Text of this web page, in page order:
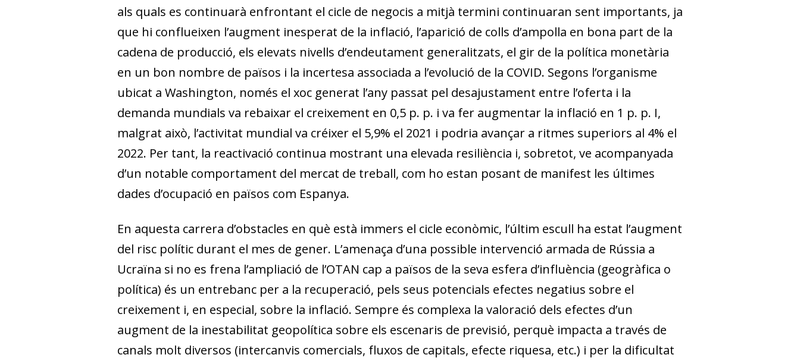
als quals es continuarà enfrontant el cicle de negocis a mitjà termini continuaran sent importants, ja
que hi conflueixen l’augment inesperat de la inflació, l’aparició de colls d’ampolla en bona part de la
cadena de producció, els elevats nivells d’endeutament generalitzats, el gir de la política monetària
en un bon nombre de països i la incertesa associada a l’evolució de la COVID. Segons l’organisme
ubicat a Washington, només el xoc generat l’any passat pel desajustament entre l’oferta i la
demanda mundials va rebaixar el creixement en 0,5 p. p. i va fer augmentar la inflació en 1 p. p. I,
malgrat això, l’activitat mundial va créixer el 5,9% el 2021 i podria avançar a ritmes superiors al 4% el
2022. Per tant, la reactivació continua mostrant una elevada resiliència i, sobretot, ve acompanyada
d’un notable comportament del mercat de treball, com ho estan posant de manifest les últimes
dades d’ocupació en països com Espanya.
En aquesta carrera d’obstacles en què està immers el cicle econòmic, l’últim escull ha estat l’augment
del risc polític du­­rant el mes de gener. L’amenaça d’una possible intervenció ar­­mada de Rússia a
Ucraïna si no es frena l’ampliació de l’OTAN cap a països de la seva esfera d’influència (geogràfica o
política) és un entrebanc per a la recuperació, pels seus potencials efectes negatius sobre el
creixement i, en especial, sobre la inflació. Sempre és complexa la valoració dels efectes d’un
augment de la inestabilitat geopolítica sobre els escenaris de previsió, perquè impacta a través de
canals molt diversos (in­­tercanvis comercials, fluxos de capitals, efecte riquesa, etc.) i per la dificultat